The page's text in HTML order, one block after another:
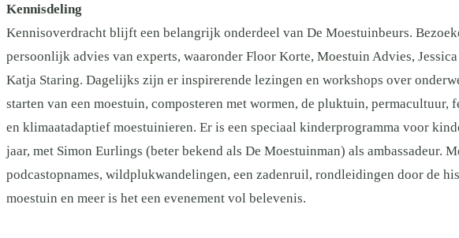
Kennisdeling
Kennisoverdracht blijft een belangrijk onderdeel van De Moestuinbeurs.
persoonlijk advies van experts, waaronder Floor Korte, Moestuin Advies,
Katja Staring. Dagelijks zijn er inspirerende lezingen en workshops over
starten van een moestuin, composteren met wormen, de pluktuin, permacultuur,
en klimaatadaptief moestuinieren. Er is een speciaal kinderprogramma voor
jaar, met Simon Eurlings (beter bekend als De Moestuinman) als ambassadeur.
podcastopnames, wildplukwandelingen, een zadenruil, rondleidingen door de
moestuin en meer is het een evenement vol belevenis.